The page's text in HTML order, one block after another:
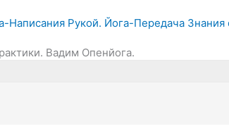
Рукой. Йога-Передача
Вадим Опенйога.